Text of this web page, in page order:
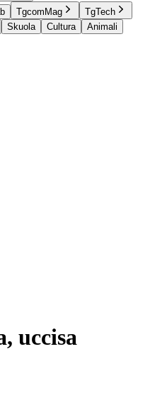
TgcomMag
TgTech
Skuola Cultura
Animali
uccisa